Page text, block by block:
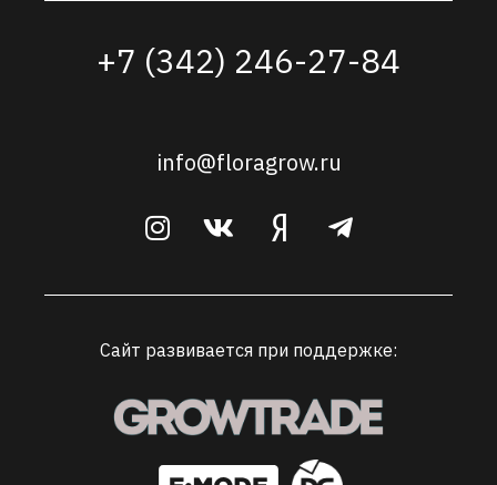
+7 (342) 246-27-84
info@floragrow.ru
Сайт развивается при поддержке: